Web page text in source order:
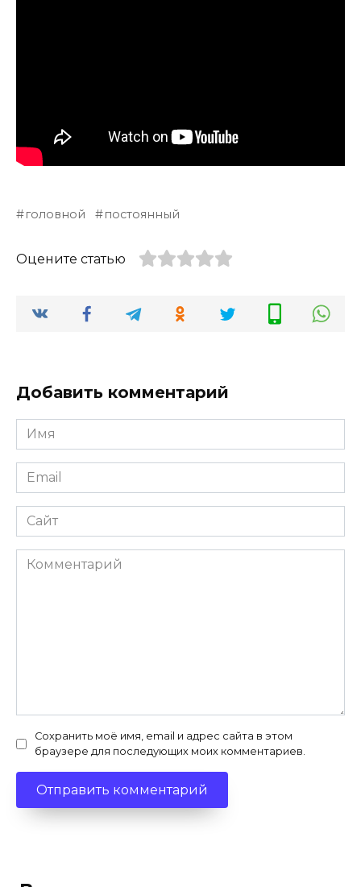
головной постоянный
Оцените статью
Добавить комментарий
Имя
*
Email
*
Сайт
Комментарий
Сохранить моё имя, email и адрес сайта в этом
браузере для последующих моих комментариев.